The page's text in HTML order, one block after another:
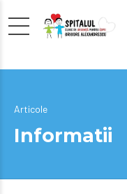
Articole
Informatii